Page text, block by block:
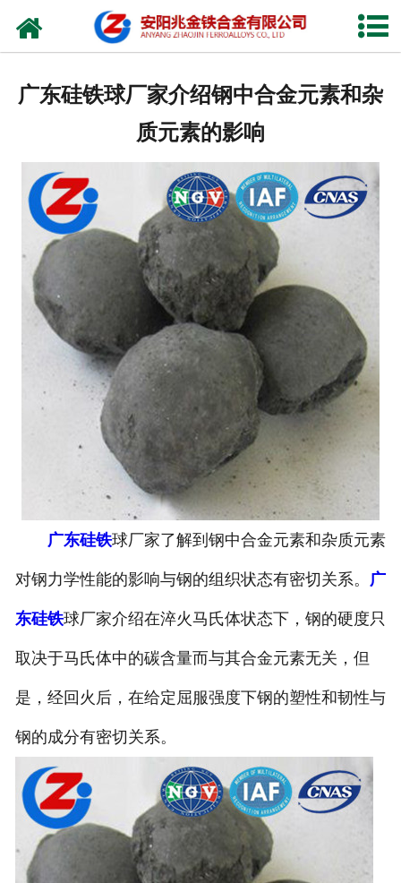
网站首页
产品中心
厂容厂貌
视频中心
联系我们
广东硅铁球厂家介绍钢中合金元素和杂
质元素的影响
广东硅铁球厂家了解到钢中合金元素和杂质元素
对钢力学性能的影响与钢的组织状态有密切关系。 广
东硅铁球厂家介绍在淬火马氏体状态下，钢的硬度只
取决于马氏体中的碳含量而与其合金元素无关，但
是，经回火后，在给定屈服强度下钢的塑性和韧性与
钢的成分有密切关系。